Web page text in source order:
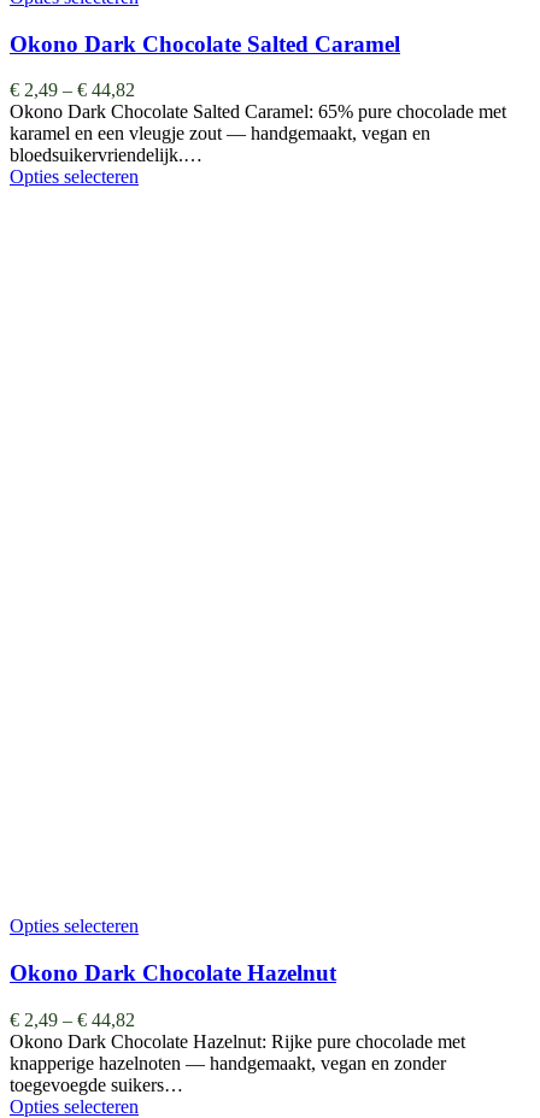
Okono Dark Chocolate Salted Caramel
€ 2,49 – € 44,82
Okono Dark Chocolate Salted Caramel: 65% pure chocolade met
karamel en een vleugje zout — handgemaakt, vegan en
bloedsuikervriendelijk.…
Opties selecteren
Opties selecteren
Okono Dark Chocolate Hazelnut
€ 2,49 – € 44,82
Okono Dark Chocolate Hazelnut: Rijke pure chocolade met
knapperige hazelnoten — handgemaakt, vegan en zonder
toegevoegde suikers…
Opties selecteren